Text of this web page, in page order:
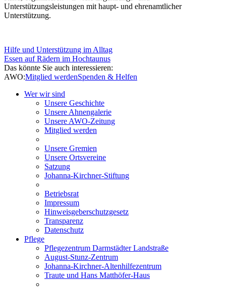
Unterstützungsleistungen mit haupt- und ehrenamtlicher
Unterstützung.
Hilfe und Unterstützung im Alltag
Essen auf Rädern im Hochtaunus
Das könnte Sie auch interessieren:
AWO:Mitglied werdenSpenden & Helfen
Wer wir sind
Unsere Geschichte
Unsere Ahnengalerie
Unsere AWO-Zeitung
Mitglied werden
Unsere Gremien
Unsere Ortsvereine
Satzung
Johanna-Kirchner-Stiftung
Betriebsrat
Impressum
Hinweisgeberschutzgesetz
Transparenz
Datenschutz
Pflege
Pflegezentrum Darmstädter Landstraße
August-Stunz-Zentrum
Johanna-Kirchner-Altenhilfezentrum
Traute und Hans Matthöfer-Haus